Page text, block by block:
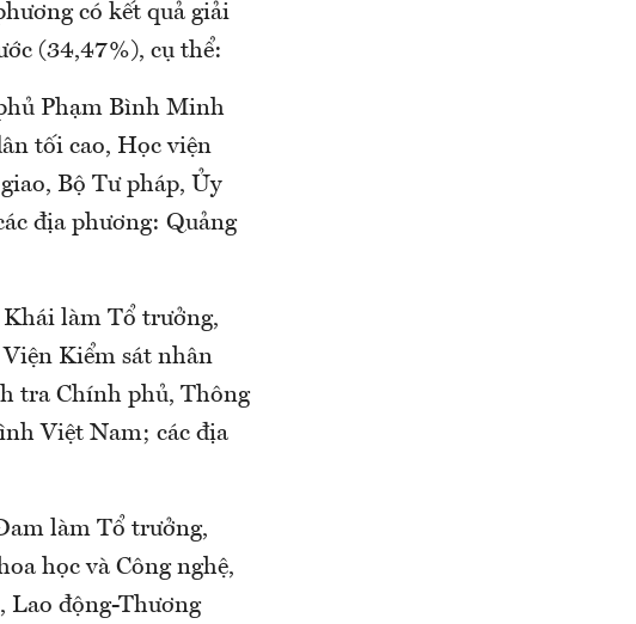
có kết quả giải
(34,47%), cụ thể:
Phạm Bình Minh
tối cao, Học viện
Bộ Tư pháp, Ủy
địa phương: Quảng
làm Tổ trưởng,
Kiểm sát nhân
tra Chính phủ, Thông
Việt Nam; các địa
làm Tổ trưởng,
học và Công nghệ,
Lao động-Thương